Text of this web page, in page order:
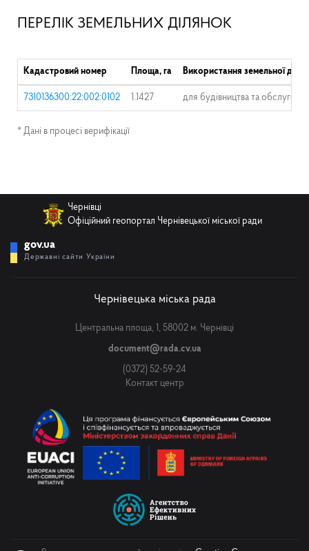
ПЕРЕЛІК ЗЕМЕЛЬНИХ ДІЛЯНОК
Кадастровий номер Площа, га Використання земельної
7310136300:22:002:0102 1.1427 для будівництва та
* Дані в процесі верифікації
Чернівці
Офіційний геопортал Чернівецької міської ради
gov.ua
Державні сайти України
Чернівецька міська рада
Центральна площа, 1, 58002 м. Чернівці
document@rada.cv.ua
(0372) 52-59-24
Контакт центр